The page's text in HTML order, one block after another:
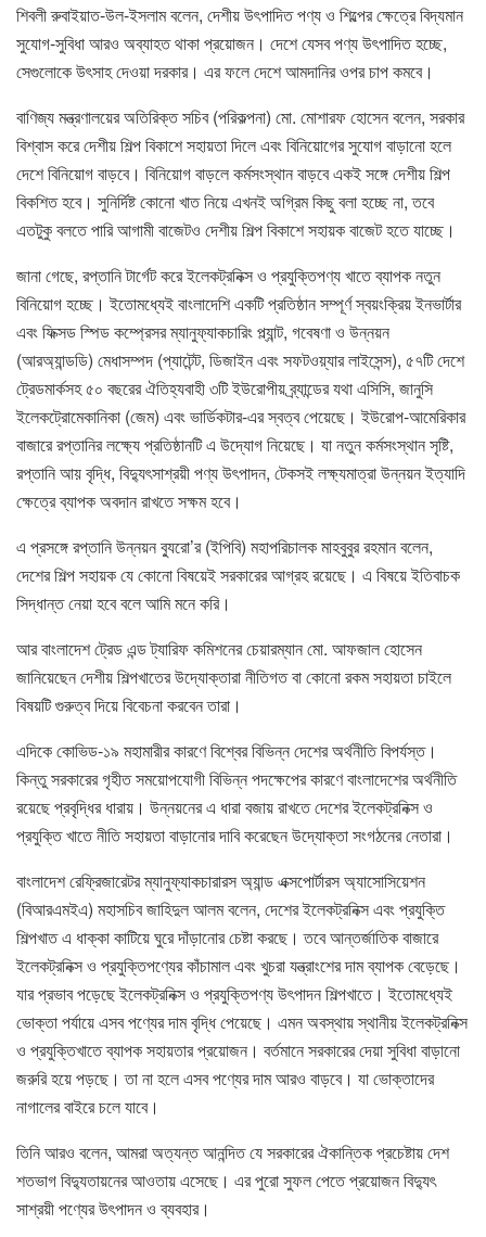
শিবলী রুবাইয়াত-উল-ইসলাম বলেন, দেশীয় উৎপাদিত পণ্য ও শিল্পের ক্ষেত্রে বিদ্যমান
সুযোগ-সুবিধা আরও অব্যাহত থাকা প্রয়োজন। দেশে যেসব পণ্য উৎপাদিত হচ্ছে,
সেগুলোকে উৎসাহ দেওয়া দরকার। এর ফলে দেশে আমদানির ওপর চাপ কমবে।
বাণিজ্য মন্ত্রণালয়ের অতিরিক্ত সচিব (পরিকল্পনা) মো. মোশারফ হোসেন বলেন, সরকার
বিশ্বাস করে দেশীয় শিল্প বিকাশে সহায়তা দিলে এবং বিনিয়োগের সুযোগ বাড়ানো হলে
দেশে বিনিয়োগ বাড়বে। বিনিয়োগ বাড়লে কর্মসংস্থান বাড়বে একই সঙ্গে দেশীয় শিল্প
বিকশিত হবে। সুনির্দিষ্ট কোনো খাত নিয়ে এখনই অগ্রিম কিছু বলা হচ্ছে না, তবে
এতটুকু বলতে পারি আগামী বাজেটও দেশীয় শিল্প বিকাশে সহায়ক বাজেট হতে যাচ্ছে।
জানা গেছে, রপ্তানি টার্গেট করে ইলেকট্রনিক্স ও প্রযুক্তিপণ্য খাতে ব্যাপক নতুন
বিনিয়োগ হচ্ছে। ইতোমধ্যেই বাংলাদেশি একটি প্রতিষ্ঠান সম্পূর্ণ স্বয়ংক্রিয় ইনভার্টার
এবং ফিক্সড স্পিড কম্প্রেসর ম্যানুফ্যাকচারিং প্ল্যান্ট, গবেষণা ও উন্নয়ন
(আরঅ্যান্ডডি) মেধাসম্পদ (প্যাটেন্ট, ডিজাইন এবং সফটওয়্যার লাইসেন্স), ৫৭টি দেশে
ট্রেডমার্কসহ ৫০ বছরের ঐতিহ্যবাহী ৩টি ইউরোপীয় ব্র্যান্ডের যথা এসিসি, জানুসি
ইলেকট্রোমেকানিকা (জেম) এবং ভার্ডিকটার-এর স্বত্ব পেয়েছে। ইউরোপ-আমেরিকার
বাজারে রপ্তানির লক্ষ্যে প্রতিষ্ঠানটি এ উদ্যোগ নিয়েছে। যা নতুন কর্মসংস্থান সৃষ্টি,
রপ্তানি আয় বৃদ্ধি, বিদ্যুৎসাশ্রয়ী পণ্য উৎপাদন, টেকসই লক্ষ্যমাত্রা উন্নয়ন ইত্যাদি
ক্ষেত্রে ব্যাপক অবদান রাখতে সক্ষম হবে।
এ প্রসঙ্গে রপ্তানি উন্নয়ন ব্যুরো’র (ইপিবি) মহাপরিচালক মাহবুবুর রহমান বলেন,
দেশের শিল্প সহায়ক যে কোনো বিষয়েই সরকারের আগ্রহ রয়েছে। এ বিষয়ে ইতিবাচক
সিদ্ধান্ত নেয়া হবে বলে আমি মনে করি।
আর বাংলাদেশ ট্রেড এন্ড ট্যারিফ কমিশনের চেয়ারম্যান মো. আফজাল হোসেন
জানিয়েছেন দেশীয় শিল্পখাতের উদ্যোক্তারা নীতিগত বা কোনো রকম সহায়তা চাইলে
বিষয়টি গুরুত্ব দিয়ে বিবেচনা করবেন তারা।
এদিকে কোভিড-১৯ মহামারীর কারণে বিশ্বের বিভিন্ন দেশের অর্থনীতি বিপর্যস্ত।
কিন্তু সরকারের গৃহীত সময়োপযোগী বিভিন্ন পদক্ষেপের কারণে বাংলাদেশের অর্থনীতি
রয়েছে প্রবৃদ্ধির ধারায়। উন্নয়নের এ ধারা বজায় রাখতে দেশের ইলেকট্রনিক্স ও
প্রযুক্তি খাতে নীতি সহায়তা বাড়ানোর দাবি করেছেন উদ্যোক্তা সংগঠনের নেতারা।
বাংলাদেশ রেফ্রিজারেটর ম্যানুফ্যাকচারারস অ্যান্ড এক্সপোর্টারস অ্যাসোসিয়েশন
(বিআরএমইএ) মহাসচিব জাহিদুল আলম বলেন, দেশের ইলেকট্রনিক্স এবং প্রযুক্তি
শিল্পখাত এ ধাক্কা কাটিয়ে ঘুরে দাঁড়ানোর চেষ্টা করছে। তবে আন্তর্জাতিক বাজারে
ইলেকট্রনিক্স ও প্রযুক্তিপণ্যের কাঁচামাল এবং খুচরা যন্ত্রাংশের দাম ব্যাপক বেড়েছে।
যার প্রভাব পড়েছে ইলেকট্রনিক্স ও প্রযুক্তিপণ্য উৎপাদন শিল্পখাতে। ইতোমধ্যেই
ভোক্তা পর্যায়ে এসব পণ্যের দাম বৃদ্ধি পেয়েছে। এমন অবস্থায় স্থানীয় ইলেকট্রনিক্স
ও প্রযুক্তিখাতে ব্যাপক সহায়তার প্রয়োজন। বর্তমানে সরকারের দেয়া সুবিধা বাড়ানো
জরুরি হয়ে পড়ছে। তা না হলে এসব পণ্যের দাম আরও বাড়বে। যা ভোক্তাদের
নাগালের বাইরে চলে যাবে।
তিনি আরও বলেন, আমরা অত্যন্ত আনন্দিত যে সরকারের ঐকান্তিক প্রচেষ্টায় দেশ
শতভাগ বিদ্যুতায়নের আওতায় এসেছে। এর পুরো সুফল পেতে প্রয়োজন বিদ্যুৎ
সাশ্রয়ী পণ্যের উৎপাদন ও ব্যবহার।